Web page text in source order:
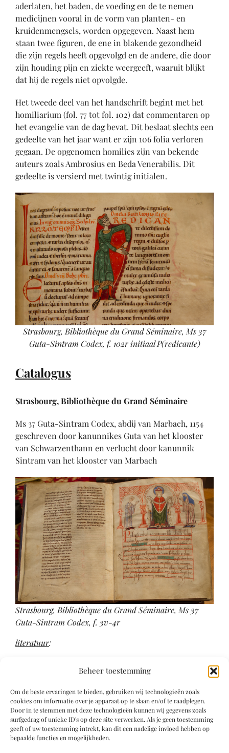
Beheer toestemming
Om de beste ervaringen te bieden, gebruiken wij technologieën zoals
cookies om informatie over je apparaat op te slaan en/of te raadplegen.
Door in te stemmen met deze technologieën kunnen wij gegevens zoals
surfgedrag of unieke ID's op deze site verwerken. Als je geen toestemming
geeft of uw toestemming intrekt, kan dit een nadelige invloed hebben op
bepaalde functies en mogelijkheden.
aderlaten, het baden, de voeding en de te nemen
medicijnen vooral in de vorm van planten- en
kruidenmengsels, worden opgegeven. Naast hem
staan twee figuren, de ene in blakende gezondheid
die zijn regels heeft opgevolgd en de andere, die door
zijn houding pijn en ziekte weergeeft, waaruit blijkt
dat hij de regels niet opvolgde.
Het tweede deel van het handschrift begint met het
homiliarium (fol. 77 tot fol. 102) dat commentaren op
het evangelie van de dag bevat. Dit beslaat slechts een
gedeelte van het jaar want er zijn 106 folia verloren
gegaan. De opgenomen homilies zijn van bekende
auteurs zoals Ambrosius en Beda Venerabilis. Dit
gedeelte is versierd met twintig initialen.
Strasbourg, Bibliothèque du Grand Séminaire, Ms 37
Guta-Sintram Codex, f. 102r initiaal P(redicante)
Catalogus
Strasbourg, Bibliothèque du Grand Séminaire
Ms 37 Guta-Sintram Codex, abdij van Marbach, 1154
geschreven door kanunnikes Guta van het klooster
van Schwarzenthann en verlucht door kanunnik
Sintram van het klooster van Marbach
Strasbourg, Bibliothèque du Grand Séminaire, Ms 37
Guta-Sintram Codex, f. 3v-4r
literatuur:
D’Ancona & Aeschlimann 1949, p. 197
Weis, Bachoffner et al 1982
Literatuur
Weis, Bachoffner et al 1982